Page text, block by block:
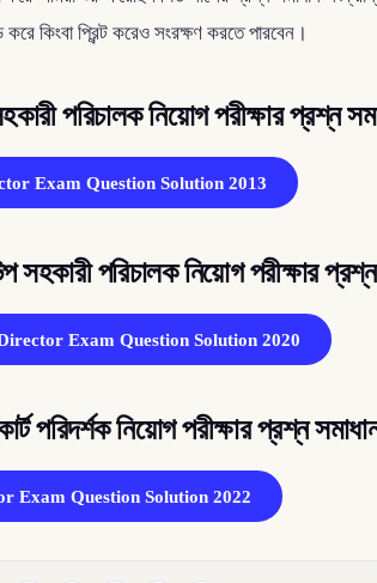
কিংবা প্রিন্ট করেও সংরক্ষণ করতে পারবেন।
পরিচালক নিয়োগ পরীক্ষার প্রশ্ন
Exam Question Solution 2013
সহকারী পরিচালক নিয়োগ পরীক্ষার
Exam Question Solution 2020
পরিদর্শক নিয়োগ পরীক্ষার প্রশ্ন
Exam Question Solution 2022